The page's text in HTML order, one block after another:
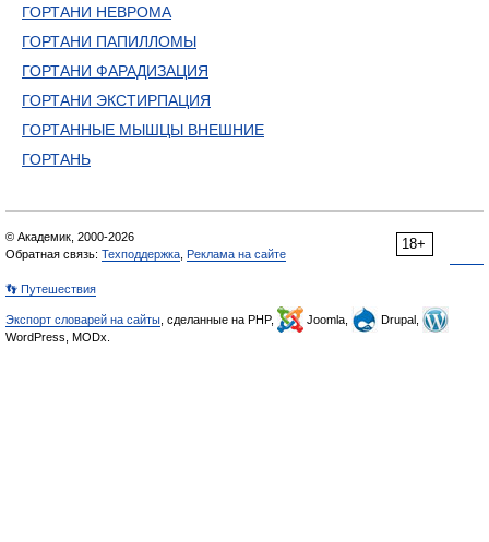
ГОРТАНИ НЕВРОМА
ГОРТАНИ ПАПИЛЛОМЫ
ГОРТАНИ ФАРАДИЗАЦИЯ
ГОРТАНИ ЭКСТИРПАЦИЯ
ГОРТАННЫЕ МЫШЦЫ ВНЕШНИЕ
ГОРТАНЬ
18+
© Академик, 2000-2026
Обратная связь: Техподдержка Реклама на сайте
👣 Путешествия
Экспорт словарей на сайты , сделанные на PHP, Joomla,
Drupal,
WordPress, MODx.